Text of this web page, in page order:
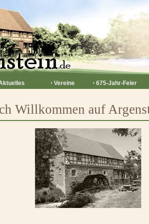
Vereine 675-Jahr-Feier
Willkommen auf